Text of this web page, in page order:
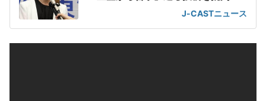
J-CASTニュース